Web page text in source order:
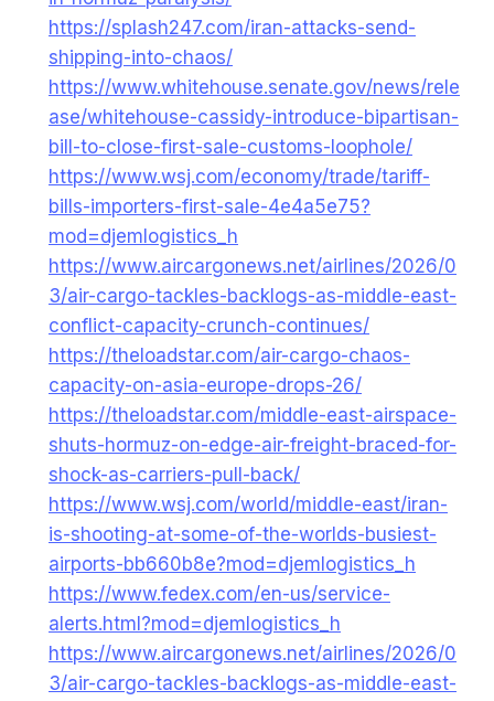
https://splash247.com/iran-attacks-send-
shipping-into-chaos/
https://www.whitehouse.senate.gov/news/rele
ase/whitehouse-cassidy-introduce-bipartisan-
bill-to-close-first-sale-customs-loophole/
https://www.wsj.com/economy/trade/tariff-
bills-importers-first-sale-4e4a5e75?
mod=djemlogistics_h
https://www.aircargonews.net/airlines/2026/0
3/air-cargo-tackles-backlogs-as-middle-east-
conflict-capacity-crunch-continues/
https://theloadstar.com/air-cargo-chaos-
capacity-on-asia-europe-drops-26/
https://theloadstar.com/middle-east-airspace-
shuts-hormuz-on-edge-air-freight-braced-for-
shock-as-carriers-pull-back/
https://www.wsj.com/world/middle-east/iran-
is-shooting-at-some-of-the-worlds-busiest-
airports-bb660b8e?mod=djemlogistics_h
https://www.fedex.com/en-us/service-
alerts.html?mod=djemlogistics_h
https://www.aircargonews.net/airlines/2026/0
3/air-cargo-tackles-backlogs-as-middle-east-